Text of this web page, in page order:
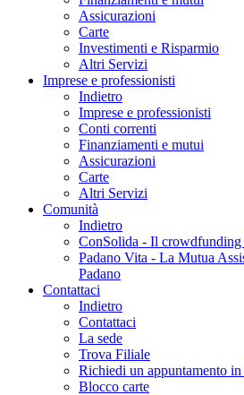
Assicurazioni
Carte
Investimenti e Risparmio
Altri Servizi
Imprese e professionisti
Indietro
Imprese e professionisti
Conti correnti
Finanziamenti e mutui
Assicurazioni
Carte
Altri Servizi
Comunità
Indietro
ConSolida - Il crowdfunding
Padano Vita - La Mutua
Padano
Contattaci
Indietro
Contattaci
La sede
Trova Filiale
Richiedi un appuntamento
Blocco carte